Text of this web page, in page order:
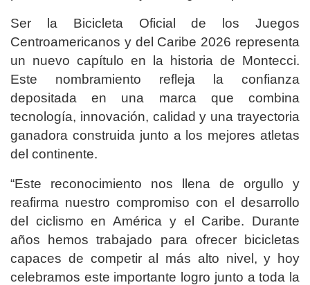
Ser la Bicicleta Oficial de los Juegos
Centroamericanos y del Caribe 2026 representa
un nuevo capítulo en la historia de Montecci.
Este nombramiento refleja la confianza
depositada en una marca que combina
tecnología, innovación, calidad y una trayectoria
ganadora construida junto a los mejores atletas
del continente.
“Este reconocimiento nos llena de orgullo y
reafirma nuestro compromiso con el desarrollo
del ciclismo en América y el Caribe. Durante
años hemos trabajado para ofrecer bicicletas
capaces de competir al más alto nivel, y hoy
celebramos este importante logro junto a toda la